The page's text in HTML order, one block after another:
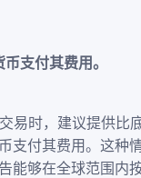
支付其费用。
易时，建议提供比
支付其费用。这种
能够在全球范围内